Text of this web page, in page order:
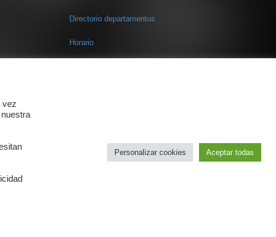
Directorio departamentos
Horario
vez
Personalizar cookies Aceptar todas